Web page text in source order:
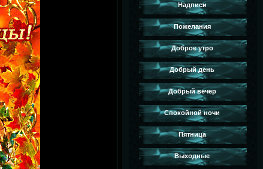
Надписи
Пожелания
Доброе утро
Добрый день
Добрый вечер
Спокойной ночи
Пятница
Выходные